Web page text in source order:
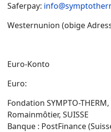
Saferpay:
Westernunion (obige
Euro-Konto
Euro:
Fondation SYMPTO-
Romainmôtier, SUISSE
Banque : PostFinance